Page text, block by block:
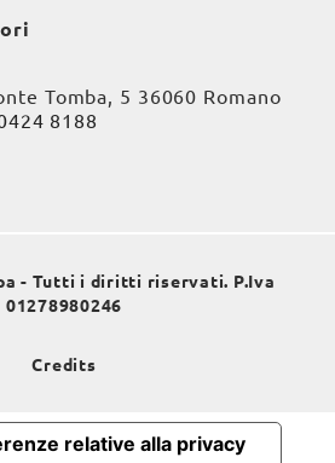
Tomba, 5 36060 Romano
8188
- Tutti i diritti riservati. P.Iva
01278980246
Credits
relative alla privacy